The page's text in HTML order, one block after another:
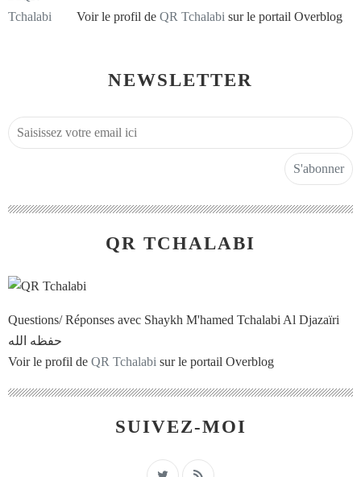
Voir le profil de QR Tchalabi sur le portail Overblog
NEWSLETTER
QR TCHALABI
Questions/ Réponses avec Shaykh M'hamed Tchalabi Al Djazaïri
حفظه الله
Voir le profil de QR Tchalabi sur le portail Overblog
SUIVEZ-MOI